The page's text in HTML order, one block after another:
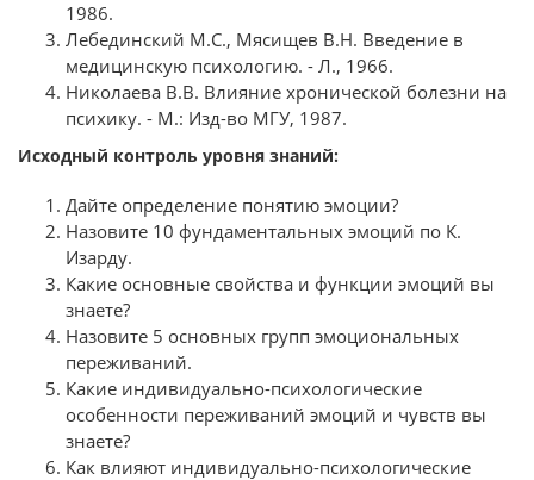
1986.
Лебединский М.С., Мясищев В.Н. Введение в
медицинскую психологию. - Л., 1966.
Николаева В.В. Влияние хронической болезни на
психику. - М.: Изд-во МГУ, 1987.
Исходный контроль уровня знаний:
Дайте определение понятию эмоции?
Назовите 10 фундаментальных эмоций по К.
Изарду.
Какие основные свойства и функции эмоций вы
знаете?
Назовите 5 основных групп эмоциональных
переживаний.
Какие индивидуально-психологические
особенности переживаний эмоций и чувств вы
знаете?
Как влияют индивидуально-психологические